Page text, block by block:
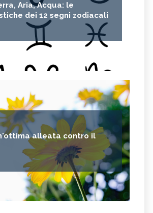
Aria, Acqua: le
dei 12 segni zodiacali
alleata contro il